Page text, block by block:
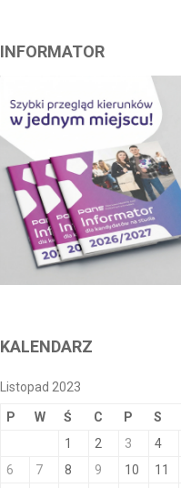
INFORMATOR
KALENDARZ
Listopad 2023
P W Ś C P S
1 2 3 4
6
7 8 9 10 11